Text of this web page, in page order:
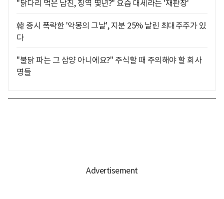
"닭다리 먹은 남친, 징역 몇년?" 요즘 대세라는 '재판장'
韓 증시 폭락한 '악몽의 그날', 지분 25% 날린 최대주주가 있
다
"불닭 파는 그 삼양 아니에요?" 주식할 때 주의해야 할 회사
명들